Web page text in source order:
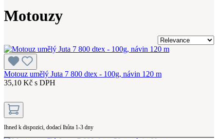
Motouzy
Motouz umělý Juta 7 800 dtex - 100g, návin 120 m
35,10 Kč s DPH
Ihned k dispozici, dodací lhůta 1-3 dny